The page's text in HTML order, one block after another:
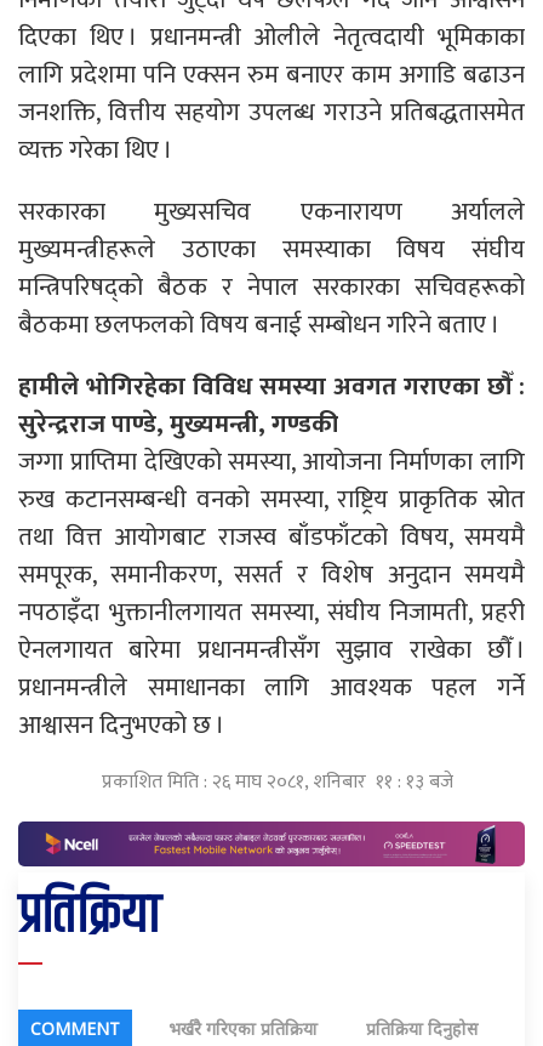
दिएका थिए । प्रधानमन्त्री ओलीले नेतृत्वदायी भूमिकाका
लागि प्रदेशमा पनि एक्सन रुम बनाएर काम अगाडि बढाउन
जनशक्ति, वित्तीय सहयोग उपलब्ध गराउने प्रतिबद्धतासमेत
व्यक्त गरेका थिए ।
सरकारका मुख्यसचिव एकनारायण अर्यालले
मुख्यमन्त्रीहरूले उठाएका समस्याका विषय संघीय
मन्त्रिपरिषद्को बैठक र नेपाल सरकारका सचिवहरूको
बैठकमा छलफलको विषय बनाई सम्बोधन गरिने बताए ।
हामीले भोगिरहेका विविध समस्या अवगत गराएका छौँ :
सुरेन्द्रराज पाण्डे, मुख्यमन्त्री, गण्डकी
जग्गा प्राप्तिमा देखिएको समस्या, आयोजना निर्माणका लागि
रुख कटानसम्बन्धी वनको समस्या, राष्ट्रिय प्राकृतिक स्रोत
तथा वित्त आयोगबाट राजस्व बाँडफाँटको विषय, समयमै
समपूरक, समानीकरण, ससर्त र विशेष अनुदान समयमै
नपठाइँदा भुक्तानीलगायत समस्या, संघीय निजामती, प्रहरी
ऐनलगायत बारेमा प्रधानमन्त्रीसँग सुझाव राखेका छौँ ।
प्रधानमन्त्रीले समाधानका लागि आवश्यक पहल गर्ने
आश्वासन दिनुभएको छ ।
प्रकाशित मिति : २६ माघ २०८१, शनिबार ११ : १३ बजे
प्रतिक्रिया
COMMENT भर्खरै गरिएका प्रतिक्रिया प्रतिक्रिया दिनुहोस